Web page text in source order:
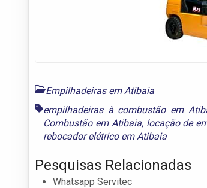
Empilhadeiras em Atibaia
empilhadeiras à combustão em
Combustão em Atibaia, locação de
rebocador elétrico em Atibaia
Pesquisas Relacionadas
Whatsapp Servitec